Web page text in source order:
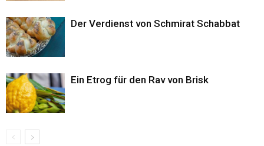
Der Verdienst von Schmirat Schabbat
Ein Etrog für den Rav von Brisk